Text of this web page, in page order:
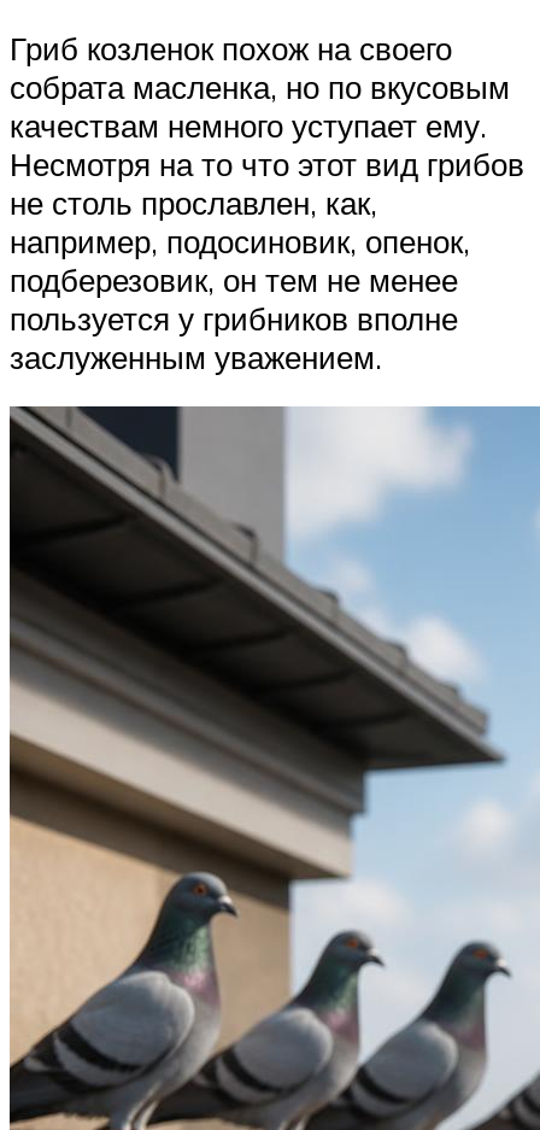
Гриб козленок похож на своего
собрата масленка, но по вкусовым
качествам немного уступает ему.
Несмотря на то что этот вид грибов
не столь прославлен, как,
например, подосиновик, опенок,
подберезовик, он тем не менее
пользуется у грибников вполне
заслуженным уважением.